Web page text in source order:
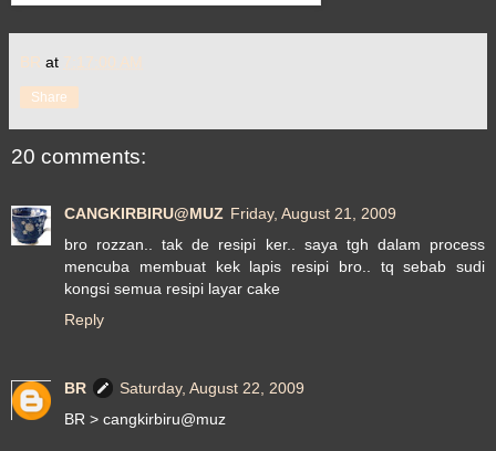
BR at 7:17:00 AM
Share
20 comments:
CANGKIRBIRU@MUZ Friday, August 21, 2009
bro rozzan.. tak de resipi ker.. saya tgh dalam process
mencuba membuat kek lapis resipi bro.. tq sebab sudi
kongsi semua resipi layar cake
Reply
BR
Saturday, August 22, 2009
BR > cangkirbiru@muz